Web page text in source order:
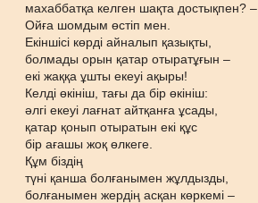
махаббатқа келген шақта достықпен? –
Ойға шомдым өстіп мен.
Екіншісі көрді айналып қазықты,
болмады орын қатар отыратұғын –
екі жаққа ұшты екеуі ақыры!
Келді өкініш, тағы да бір өкініш:
әлгі екеуі лағнат айтқанға ұсады,
қатар қонып отыратын екі құс
бір ағашы жоқ өлкеге.
Құм біздің
түні қанша болғанымен жұлдызды,
болғанымен жердің асқан көркемі –